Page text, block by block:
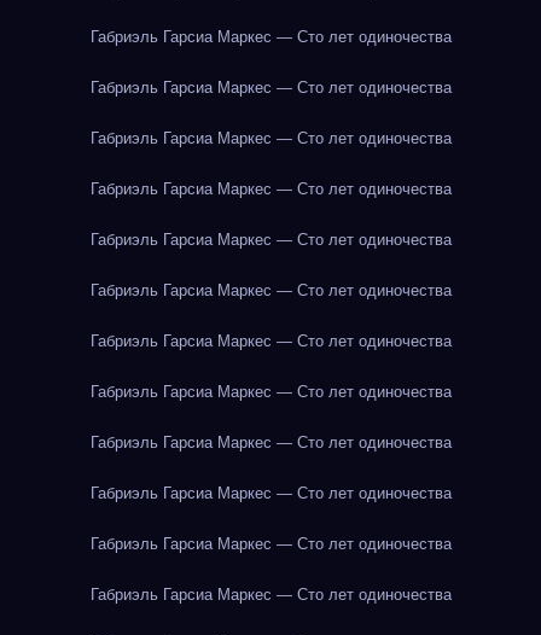
Габриэль Гарсиа Маркес — Сто лет одиночества
Габриэль Гарсиа Маркес — Сто лет одиночества
Габриэль Гарсиа Маркес — Сто лет одиночества
Габриэль Гарсиа Маркес — Сто лет одиночества
Габриэль Гарсиа Маркес — Сто лет одиночества
Габриэль Гарсиа Маркес — Сто лет одиночества
Габриэль Гарсиа Маркес — Сто лет одиночества
Габриэль Гарсиа Маркес — Сто лет одиночества
Габриэль Гарсиа Маркес — Сто лет одиночества
Габриэль Гарсиа Маркес — Сто лет одиночества
Габриэль Гарсиа Маркес — Сто лет одиночества
Габриэль Гарсиа Маркес — Сто лет одиночества